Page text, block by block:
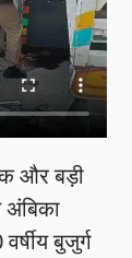
और बड़ी
अंबिका
बुजुर्ग